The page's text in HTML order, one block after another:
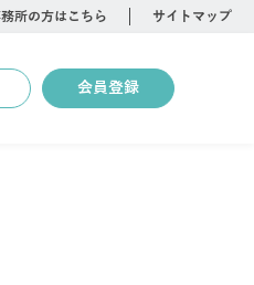
所の方はこちら サイトマップ
会員登録